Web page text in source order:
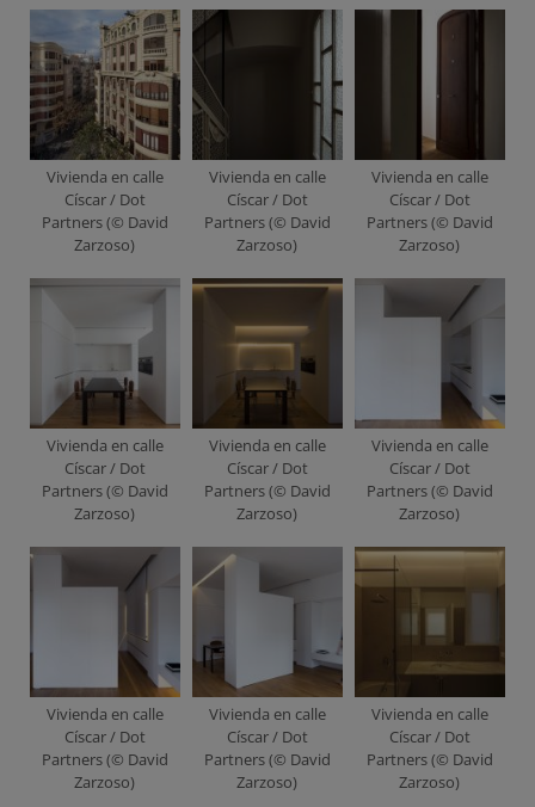
Vivienda en calle
Císcar / Dot
Partners (© David
Zarzoso)
Vivienda en calle
Císcar / Dot
Partners (© David
Zarzoso)
Vivienda en calle
Císcar / Dot
Partners (© David
Zarzoso)
Vivienda en calle
Císcar / Dot
Partners (© David
Zarzoso)
Vivienda en calle
Císcar / Dot
Partners (© David
Zarzoso)
Vivienda en calle
Císcar / Dot
Partners (© David
Zarzoso)
Vivienda en calle
Císcar / Dot
Partners (© David
Zarzoso)
Vivienda en calle
Císcar / Dot
Partners (© David
Zarzoso)
Vivienda en calle
Císcar / Dot
Partners (© David
Zarzoso)